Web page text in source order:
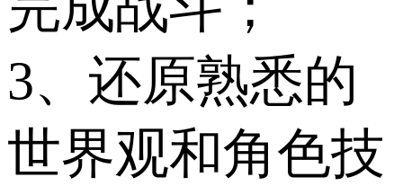
3、还原熟悉的
世界观和角色技